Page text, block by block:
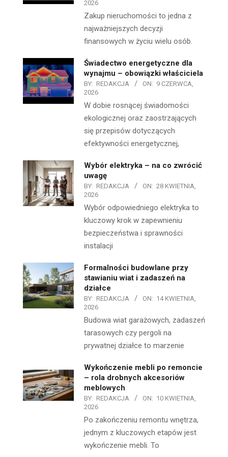
2026
Zakup nieruchomości to jedna z
najważniejszych decyzji
finansowych w życiu wielu osób.
Świadectwo energetyczne dla
wynajmu – obowiązki właściciela
BY: REDAKCJA ON: 9 CZERWCA,
2026
W dobie rosnącej świadomości
ekologicznej oraz zaostrzających
się przepisów dotyczących
efektywności energetycznej,
Wybór elektryka – na co zwrócić
uwagę
BY: REDAKCJA ON: 28 KWIETNIA,
2026
Wybór odpowiedniego elektryka to
kluczowy krok w zapewnieniu
bezpieczeństwa i sprawności
instalacji
Formalności budowlane przy
stawianiu wiat i zadaszeń na
działce
BY: REDAKCJA ON: 14 KWIETNIA,
2026
Budowa wiat garażowych, zadaszeń
tarasowych czy pergoli na
prywatnej działce to marzenie
Wykończenie mebli po remoncie
– rola drobnych akcesoriów
meblowych
BY: REDAKCJA ON: 10 KWIETNIA,
2026
Po zakończeniu remontu wnętrza,
jednym z kluczowych etapów jest
wykończenie mebli. To